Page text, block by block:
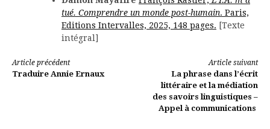
tué. Comprendre un monde post-humain. Paris,
Editions Intervalles, 2025, 148 pages. [Texte
intégral]
Lire
Article précédent
Traduire Annie Ernaux
Article suivant
La phrase dans l’écrit
littéraire et la médiation
des savoirs linguistiques –
Appel à communications